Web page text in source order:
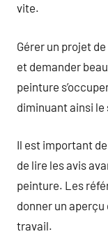
vite.
Gérer un projet
et demander
peinture
diminuant ainsi le
Il est important
de lire les avis
peinture. Les
donner un
travail.